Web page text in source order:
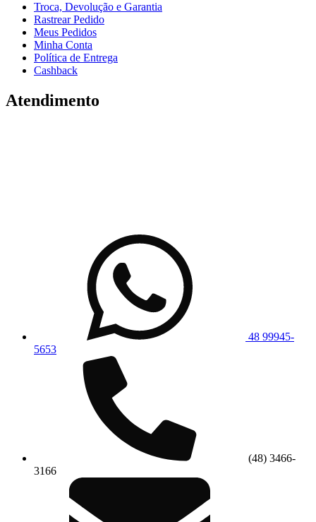
Troca, Devolução e Garantia
Rastrear Pedido
Meus Pedidos
Minha Conta
Política de Entrega
Cashback
Atendimento
48 99945-
5653
(48) 3466-
3166